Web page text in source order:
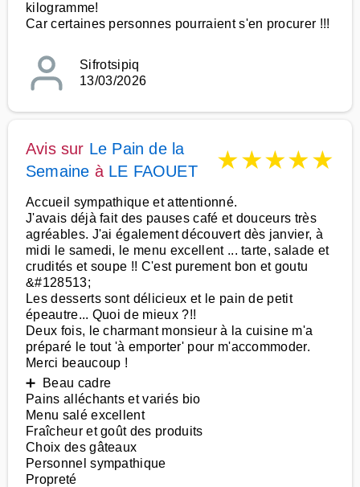
kilogramme!
Car certaines personnes pourraient s'en procurer !!!
Sifrotsipiq
13/03/2026
Avis sur Le Pain de la
Semaine à LE FAOUET ★★★★★
Accueil sympathique et attentionné.
J'avais déjà fait des pauses café et douceurs très
agréables. J'ai également découvert dès janvier, à
midi le samedi, le menu excellent ... tarte, salade et
crudités et soupe !! C'est purement bon et goutu
&#128513;
Les desserts sont délicieux et le pain de petit
épeautre... Quoi de mieux ?!!
Deux fois, le charmant monsieur à la cuisine m'a
préparé le tout 'à emporter' pour m'accommoder.
Merci beaucoup !
➕ Beau cadre
Pains alléchants et variés bio
Menu salé excellent
Fraîcheur et goût des produits
Choix des gâteaux
Personnel sympathique
Propreté